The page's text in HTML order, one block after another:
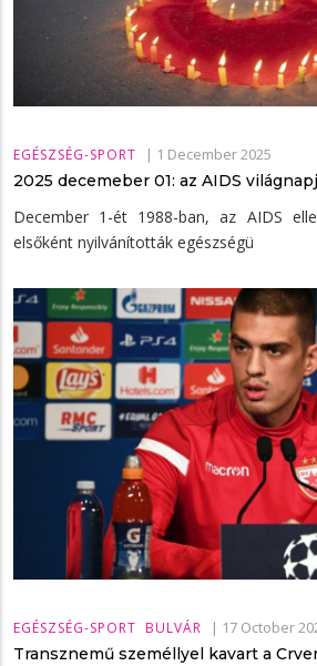
EGÉSZSÉG-SPORT | 1 December 2025
2025 decemeber 01: az AIDS
December 1-ét 1988-ban, az AIDS
elsőként nyilvánították egészségü
EGÉSZSÉG-SPORT BULVÁR | 17 October
Transznemű személlyel kavart a